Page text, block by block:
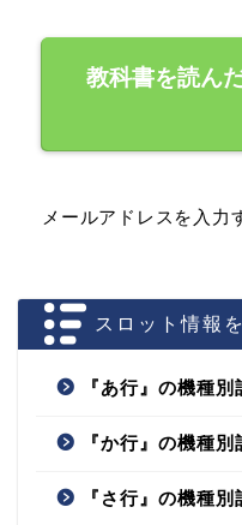
教科書を読ん
メールアドレスを入力
スロット情報
『あ行』の機種別
『か行』の機種別
『さ行』の機種別